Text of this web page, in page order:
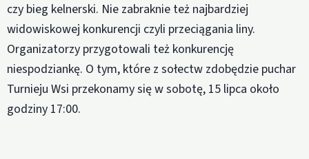
czy bieg kelnerski. Nie zabraknie też najbardziej
widowiskowej konkurencji czyli przeciągania liny.
Organizatorzy przygotowali też konkurencję
niespodziankę. O tym, które z sołectw zdobędzie puchar
Turnieju Wsi przekonamy się w sobotę, 15 lipca około
godziny 17:00.